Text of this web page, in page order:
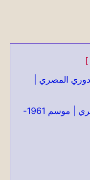
المصري |
حصر الثنائيات في الدوري المصري | موسم 1961-